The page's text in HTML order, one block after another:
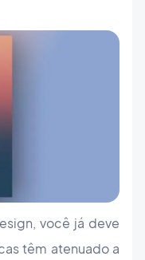
você já deve
têm atenuado a